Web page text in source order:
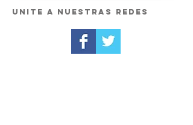
Unite a nuestras redes